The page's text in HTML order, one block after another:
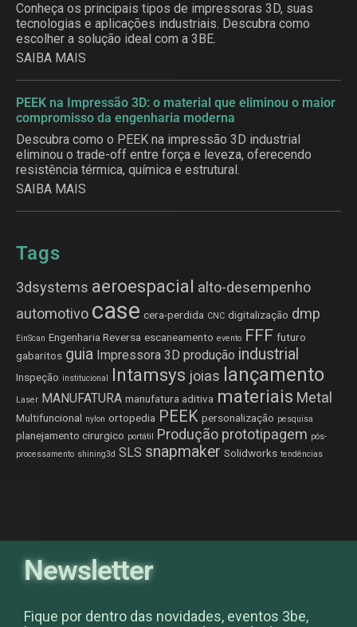
Conheça os principais tipos de impressoras 3D, suas
tecnologias e aplicações industriais. Descubra como
escolher a solução ideal com a 3BE.
SAIBA MAIS
PEEK na Impressão 3D: o material que eliminou o maior
compromisso da engenharia moderna
Descubra como o PEEK na impressão 3D industrial
eliminou o trade-off entre força e leveza, oferecendo
resistência térmica, química e estrutural.
SAIBA MAIS
Tags
3dsystems aeroespacial alto-desempenho
automotivo case cera-perdida CNC digitalização dmp
EinScan Engenharia Reversa escaneamento evento FFF futuro
gabaritos guia Impressora 3D produção industrial
Inspeção institucional Intamsys joias lançamento
Laser MANUFATURA manufatura aditiva materiais Metal
Multifuncional nylon ortopedia PEEK personalização pesquisa
planejamento cirurgico portátil Produção prototipagem pós-
processamento shining3d SLS snapmaker Solidworks tendências
Newsletter
Fique por dentro das novidades, eventos 3be,